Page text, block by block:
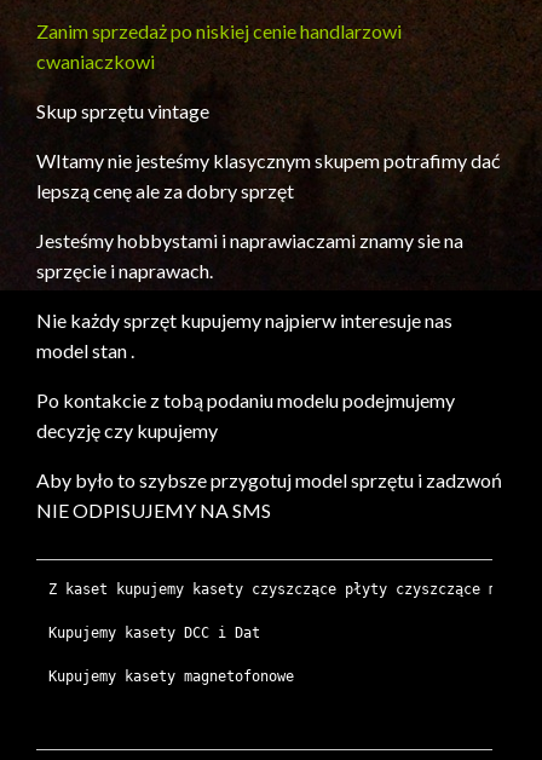
Zanim sprzedaż po niskiej cenie handlarzowi
cwaniaczkowi
Skup sprzętu vintage
WItamy nie jesteśmy klasycznym skupem potrafimy dać
lepszą cenę ale za dobry sprzęt
Jesteśmy hobbystami i naprawiaczami znamy sie na
sprzęcie i naprawach.
Nie każdy sprzęt kupujemy najpierw interesuje nas
model stan .
Po kontakcie z tobą podaniu modelu podejmujemy
decyzję czy kupujemy
Aby było to szybsze przygotuj model sprzętu i zadzwoń
NIE ODPISUJEMY NA SMS
Z kaset kupujemy kasety czyszczące płyty czyszczące
Kupujemy kasety DCC i Dat
Kupujemy kasety magnetofonowe